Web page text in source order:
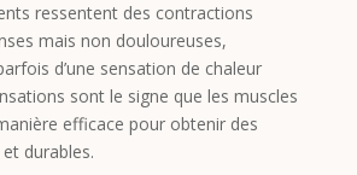
ressentent des contractions
mais non douloureuses,
d’une sensation de chaleur
sont le signe que les muscles
efficace pour obtenir des
durables.